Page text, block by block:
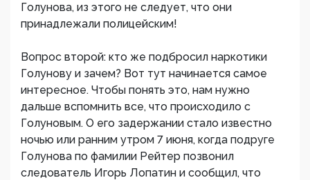
Голунова, из этого не следует, что они
принадлежали полицейским!
Вопрос второй: кто же подбросил наркотики
Голунову и зачем? Вот тут начинается самое
интересное. Чтобы понять это, нам нужно
дальше вспомнить все, что происходило с
Голуновым. О его задержании стало известно
ночью или ранним утром 7 июня, когда подруге
Голунова по фамилии Рейтер позвонил
следователь Игорь Лопатин и сообщил, что